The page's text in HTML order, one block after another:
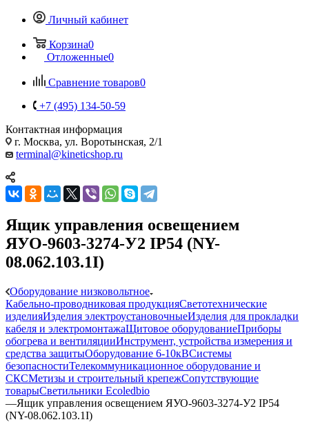
Личный кабинет
Корзина0
Отложенные0
Сравнение товаров0
+7 (495) 134-50-59
Контактная информация
г. Москва, ул. Воротынская, 2/1
terminal@kineticshop.ru
Ящик управления освещением
ЯУО-9603-3274-У2 IP54 (NY-
08.062.103.1I)
Оборудование низковольтное
Кабельно-проводниковая продукцияСветотехнические
изделияИзделия электроустановочныеИзделия для прокладки
кабеля и электромонтажаЩитовое оборудованиеПриборы
обогрева и вентиляцииИнструмент, устройства измерения и
средства защитыОборудование 6-10кВСистемы
безопасностиТелекоммуникационное оборудование и
СКСМетизы и строительный крепежСопутствующие
товарыСветильники Ecoledbio
—Ящик управления освещением ЯУО-9603-3274-У2 IP54
(NY-08.062.103.1I)